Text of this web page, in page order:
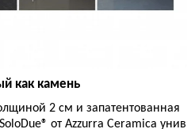
как камень
2 см и запатентованная
от Azzurra Ceramica унив